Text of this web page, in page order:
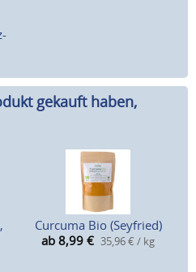
gekauft haben,
Curcuma Bio (Seyfried)
ab 8,99 € 35,96 € / kg